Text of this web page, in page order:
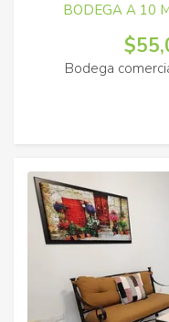
BODEGA A 10
Bodega